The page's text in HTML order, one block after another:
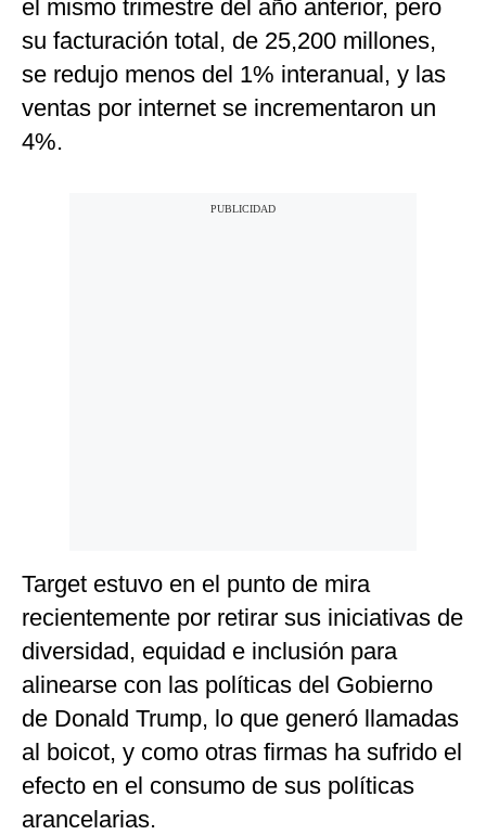
el mismo trimestre del año anterior, pero
su facturación total, de 25,200 millones,
se redujo menos del 1% interanual, y las
ventas por internet se incrementaron un
4%.
Target estuvo en el punto de mira
recientemente por retirar sus iniciativas de
diversidad, equidad e inclusión para
alinearse con las políticas del Gobierno
de Donald Trump, lo que generó llamadas
al boicot, y como otras firmas ha sufrido el
efecto en el consumo de sus políticas
arancelarias.